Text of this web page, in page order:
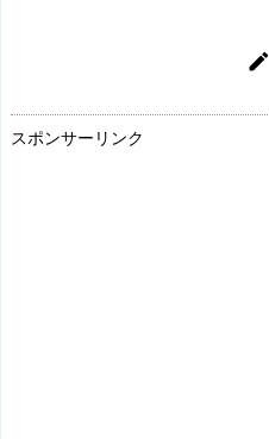

スポンサーリンク